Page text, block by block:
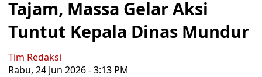
Tajam, Massa Gelar Aksi
Tuntut Kepala Dinas Mundur
Tim Redaksi
Rabu, 24 Jun 2026 - 3:13 PM